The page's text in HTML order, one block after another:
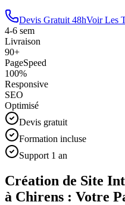
Devis Gratuit 48hVoir Les
4-6 sem
Livraison
90+
PageSpeed
100%
Responsive
SEO
Optimisé
Devis gratuit
Formation incluse
Support 1 an
Création de Site
à Chirens : Votre